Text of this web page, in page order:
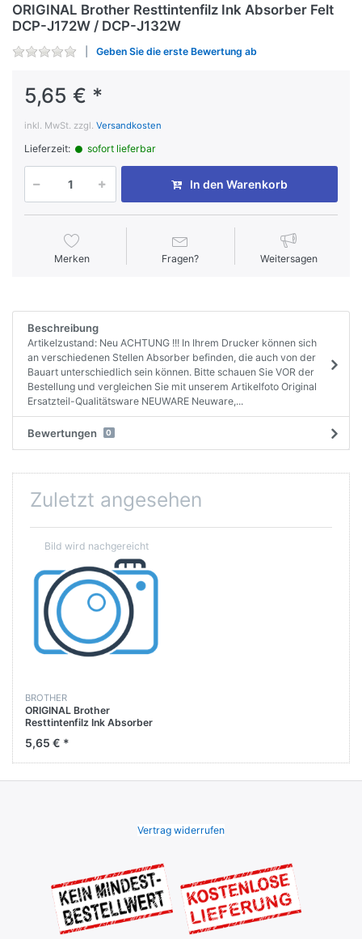
ORIGINAL Brother Resttintenfilz Ink Absorber Felt
DCP-J172W / DCP-J132W
Geben Sie die erste Bewertung ab
5,65 € *
inkl. MwSt. zzgl. Versandkosten
Lieferzeit: sofort lieferbar
In den Warenkorb
Merken Fragen? Weitersagen
Beschreibung
Artikelzustand: Neu ACHTUNG !!! In Ihrem Drucker können sich
an verschiedenen Stellen Absorber befinden, die auch von der
Bauart unterschiedlich sein können. Bitte schauen Sie VOR der
Bestellung und vergleichen Sie mit unserem Artikelfoto Original
Ersatzteil-Qualitätsware NEUWARE Neuware,...
Bewertungen 0
Zuletzt angesehen
BROTHER
ORIGINAL Brother
Resttintenfilz Ink Absorber
J132W
5,65 € *
Vertrag widerrufen